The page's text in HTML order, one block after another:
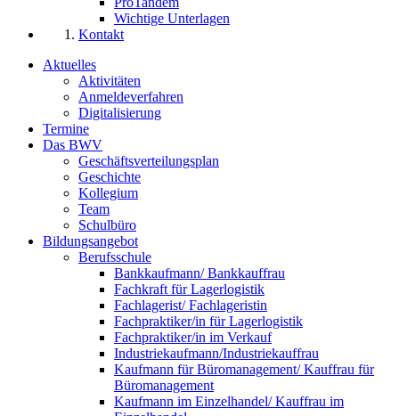
Wichtige Unterlagen
Kontakt
Aktuelles
Aktivitäten
Anmeldeverfahren
Digitalisierung
Termine
Das BWV
Geschäftsverteilungsplan
Geschichte
Kollegium
Team
Schulbüro
Bildungsangebot
Berufsschule
Bankkaufmann/ Bankkauffrau
Fachkraft für Lagerlogistik
Fachlagerist/ Fachlageristin
Fachpraktiker/in für Lagerlogistik
Fachpraktiker/in im Verkauf
Industriekaufmann/Industriekauffrau
Kaufmann für Büromanagement/ Kauffrau für
Büromanagement
Kaufmann im Einzelhandel/ Kauffrau im